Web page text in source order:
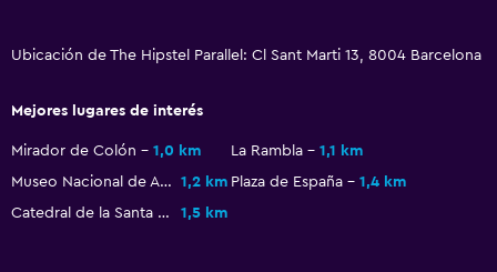
Ubicación de The Hipstel Parallel: Cl Sant Marti 13, 8004 Barcelona
Mejores lugares de interés
Mirador de Colón 1,0 km La Rambla
1,1 km
Museo Nacional de Arte de Cataluña
1,2 km Plaza de España
1,4 km
Catedral de la Santa Cruz y Santa Eulalia de Barcelona
1,5 km